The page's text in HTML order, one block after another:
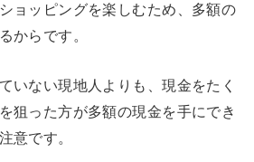
ョッピングを楽しむため、多額の
からです。
いない現地人よりも、現金をたく
狙った方が多額の現金を手にでき
意です。